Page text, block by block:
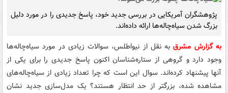
پژوهشگران آمریکایی در بررسی جدید خود، پاسخ جدیدی را در مورد دلیل
بزرگ شدن سیاه‌چاله‌ها ارائه داده‌اند.
به گزارش مشرقبه نقل از نیواطلس، سوالات زیادی در مورد سیاه‌چاله‌ها
وجود دارد و گروهی از ستاره‌شناسان اکنون پاسخ جدیدی را برای یکی از
آنها پیشنهاد کرده‌اند. سوال این است که چرا تعداد زیادی از سیاه‌چاله‌های
مشاهده شده، بزرگتر از حد انتظار هستند؟ یک مدل‌سازی جدید نشان